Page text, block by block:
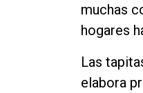
muchas
hogares
Las
elabora